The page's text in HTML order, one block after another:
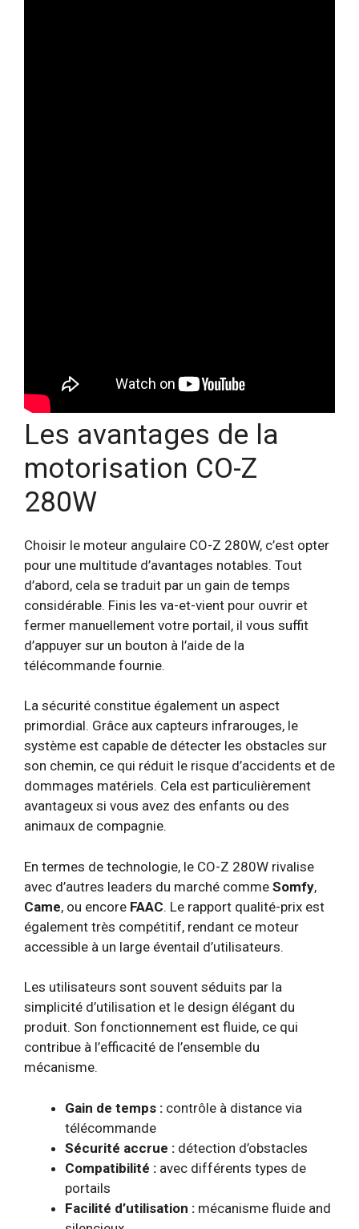
Les avantages de la
motorisation CO-Z
280W
Choisir le moteur angulaire CO-Z 280W, c’est opter
pour une multitude d’avantages notables. Tout
d’abord, cela se traduit par un gain de temps
considérable. Finis les va-et-vient pour ouvrir et
fermer manuellement votre portail, il vous suffit
d’appuyer sur un bouton à l’aide de la
télécommande fournie.
La sécurité constitue également un aspect
primordial. Grâce aux capteurs infrarouges, le
système est capable de détecter les obstacles sur
son chemin, ce qui réduit le risque d’accidents et de
dommages matériels. Cela est particulièrement
avantageux si vous avez des enfants ou des
animaux de compagnie.
En termes de technologie, le CO-Z 280W rivalise
avec d’autres leaders du marché comme Somfy,
Came, ou encore FAAC. Le rapport qualité-prix est
également très compétitif, rendant ce moteur
accessible à un large éventail d’utilisateurs.
Les utilisateurs sont souvent séduits par la
simplicité d’utilisation et le design élégant du
produit. Son fonctionnement est fluide, ce qui
contribue à l’efficacité de l’ensemble du
mécanisme.
Gain de temps : contrôle à distance via
télécommande
Sécurité accrue : détection d’obstacles
Compatibilité : avec différents types de
portails
Facilité d’utilisation : mécanisme fluide and